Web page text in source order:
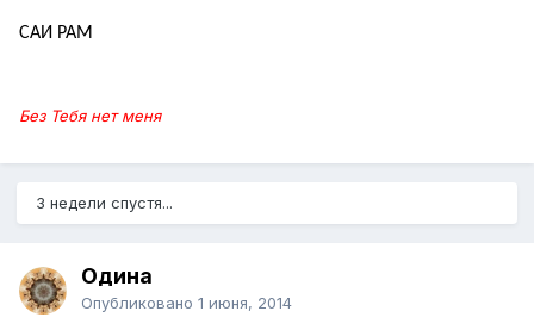
САИ РАМ
Без Тебя нет меня
3 недели спустя...
Одина
Опубликовано 1 июня, 2014